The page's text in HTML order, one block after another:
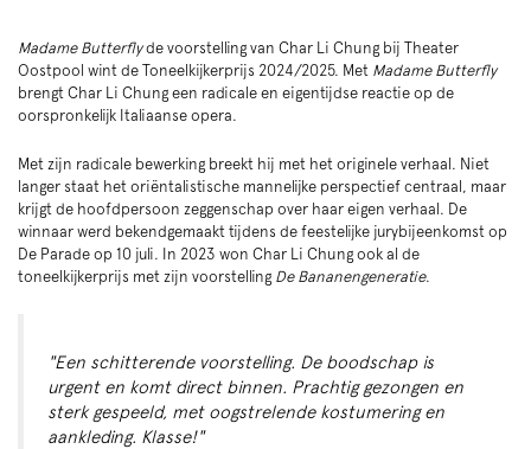
Madame Butterflyde voorstelling van Char Li Chung bij Theater
Oostpool wint de Toneelkijkerprijs 2024/2025. Met Madame Butterfly
brengt Char Li Chung een radicale en eigentijdse reactie op de
oorspronkelijk Italiaanse opera.
Met zijn radicale bewerking breekt hij met het originele verhaal. Niet
langer staat het oriëntalistische mannelijke perspectief centraal, maar
krijgt de hoofdpersoon zeggenschap over haar eigen verhaal. De
winnaar werd bekendgemaakt tijdens de feestelijke jurybijeenkomst op
De Parade op 10 juli. In 2023 won Char Li Chung ook al de
toneelkijkerprijs met zijn voorstelling De Bananengeneratie.
"Een schitterende voorstelling. De boodschap is
urgent en komt direct binnen. Prachtig gezongen en
sterk gespeeld, met oogstrelende kostumering en
aankleding. Klasse!"